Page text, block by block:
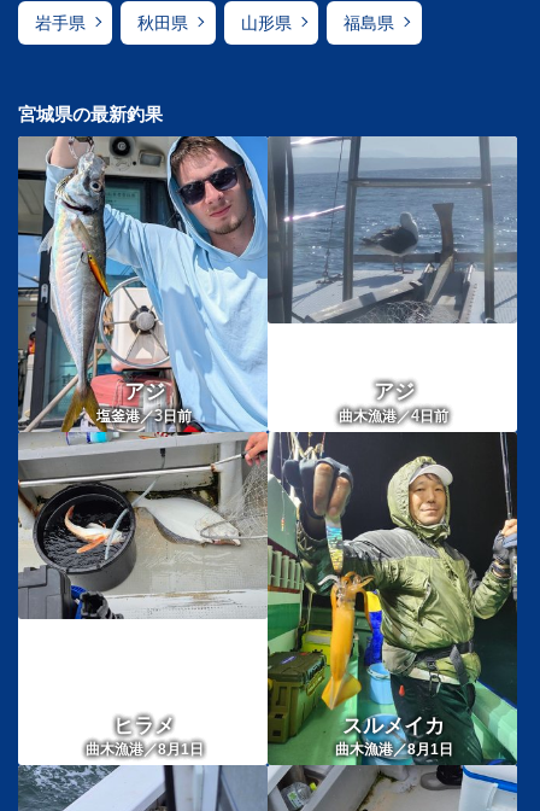
岩手県 秋田県 山形県 福島県
宮城県の最新釣果
アジ
塩釜港／3日前
アジ
曲木漁港／4日前
ヒラメ
曲木漁港／8月1日
スルメイカ
曲木漁港／8月1日